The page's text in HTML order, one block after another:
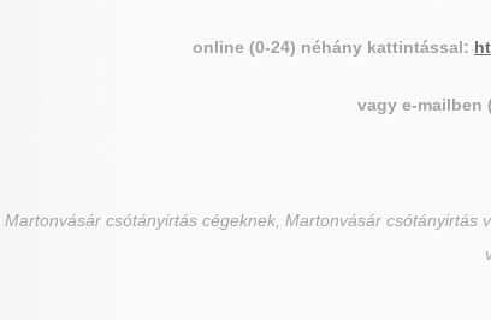
online (0-24) néhány kattintással:
vagy e-mailben
Martonvásárcsótányirtás cégeknek, Martonvásár csótányirtás